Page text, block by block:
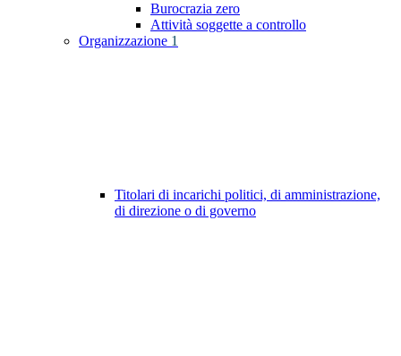
Burocrazia zero
Attività soggette a controllo
Organizzazione 1
Titolari di incarichi politici, di amministrazione,
di direzione o di governo